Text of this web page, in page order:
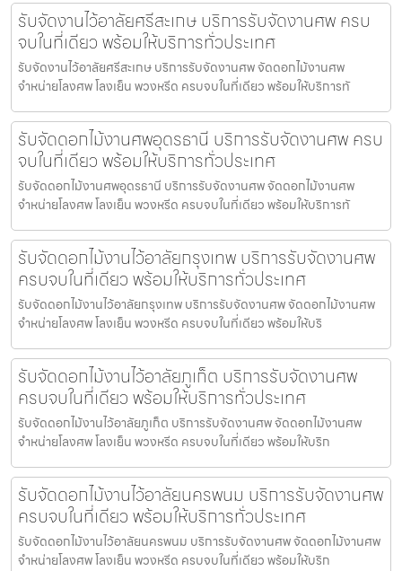
รับจัดงานไว้อาลัยศรีสะเกษ บริการรับจัดงานศพ ครบ
จบในที่เดียว พร้อมให้บริการทั่วประเทศ
รับจัดงานไว้อาลัยศรีสะเกษ บริการรับจัดงานศพ จัดดอกไม้งานศพ
จำหน่ายโลงศพ โลงเย็น พวงหรีด ครบจบในที่เดียว พร้อมให้บริการทั
รับจัดดอกไม้งานศพอุดรธานี บริการรับจัดงานศพ ครบ
จบในที่เดียว พร้อมให้บริการทั่วประเทศ
รับจัดดอกไม้งานศพอุดรธานี บริการรับจัดงานศพ จัดดอกไม้งานศพ
จำหน่ายโลงศพ โลงเย็น พวงหรีด ครบจบในที่เดียว พร้อมให้บริการทั
รับจัดดอกไม้งานไว้อาลัยกรุงเทพ บริการรับจัดงานศพ
ครบจบในที่เดียว พร้อมให้บริการทั่วประเทศ
รับจัดดอกไม้งานไว้อาลัยกรุงเทพ บริการรับจัดงานศพ จัดดอกไม้งานศพ
จำหน่ายโลงศพ โลงเย็น พวงหรีด ครบจบในที่เดียว พร้อมให้บริ
รับจัดดอกไม้งานไว้อาลัยภูเก็ต บริการรับจัดงานศพ
ครบจบในที่เดียว พร้อมให้บริการทั่วประเทศ
รับจัดดอกไม้งานไว้อาลัยภูเก็ต บริการรับจัดงานศพ จัดดอกไม้งานศพ
จำหน่ายโลงศพ โลงเย็น พวงหรีด ครบจบในที่เดียว พร้อมให้บริก
รับจัดดอกไม้งานไว้อาลัยนครพนม บริการรับจัดงานศพ
ครบจบในที่เดียว พร้อมให้บริการทั่วประเทศ
รับจัดดอกไม้งานไว้อาลัยนครพนม บริการรับจัดงานศพ จัดดอกไม้งานศพ
จำหน่ายโลงศพ โลงเย็น พวงหรีด ครบจบในที่เดียว พร้อมให้บริก